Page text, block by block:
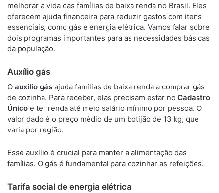
melhorar a vida das famílias de baixa renda no Brasil. Eles
oferecem ajuda financeira para reduzir gastos com itens
essenciais, como gás e energia elétrica. Vamos falar sobre
dois programas importantes para as necessidades básicas
da população.
Auxílio gás
O auxílio gás ajuda famílias de baixa renda a comprar gás
de cozinha. Para receber, elas precisam estar no Cadastro
Único e ter renda até meio salário mínimo por pessoa. O
valor dado é o preço médio de um botijão de 13 kg, que
varia por região.
Esse auxílio é crucial para manter a alimentação das
famílias. O gás é fundamental para cozinhar as refeições.
Tarifa social de energia elétrica